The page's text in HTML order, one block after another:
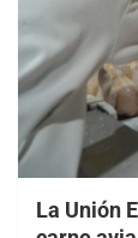
La Unión